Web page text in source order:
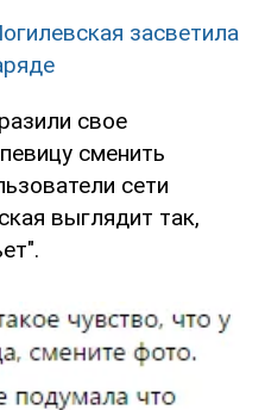
засветила
свое
сменить
сети
выглядит так,